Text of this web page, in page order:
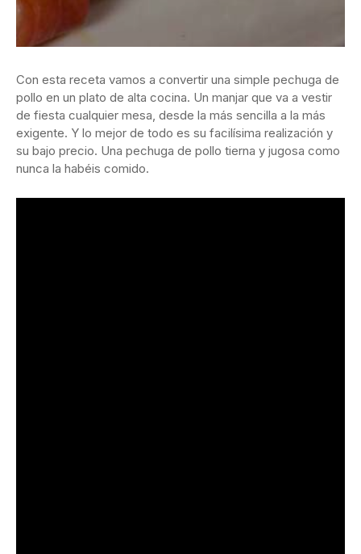
Con esta receta vamos a convertir una simple pechuga de
pollo en un plato de alta cocina. Un manjar que va a vestir
de fiesta cualquier mesa, desde la más sencilla a la más
exigente. Y lo mejor de todo es su facilísima realización y
su bajo precio. Una pechuga de pollo tierna y jugosa como
nunca la habéis comido.